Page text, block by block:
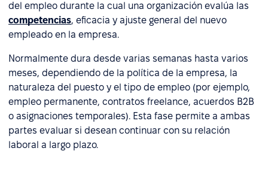
del empleo durante la cual una organización evalúa las
competencias, eficacia y ajuste general del nuevo
empleado en la empresa.
Normalmente dura desde varias semanas hasta varios
meses, dependiendo de la política de la empresa, la
naturaleza del puesto y el tipo de empleo (por ejemplo,
empleo permanente, contratos freelance, acuerdos B2B
o asignaciones temporales). Esta fase permite a ambas
partes evaluar si desean continuar con su relación
laboral a largo plazo.